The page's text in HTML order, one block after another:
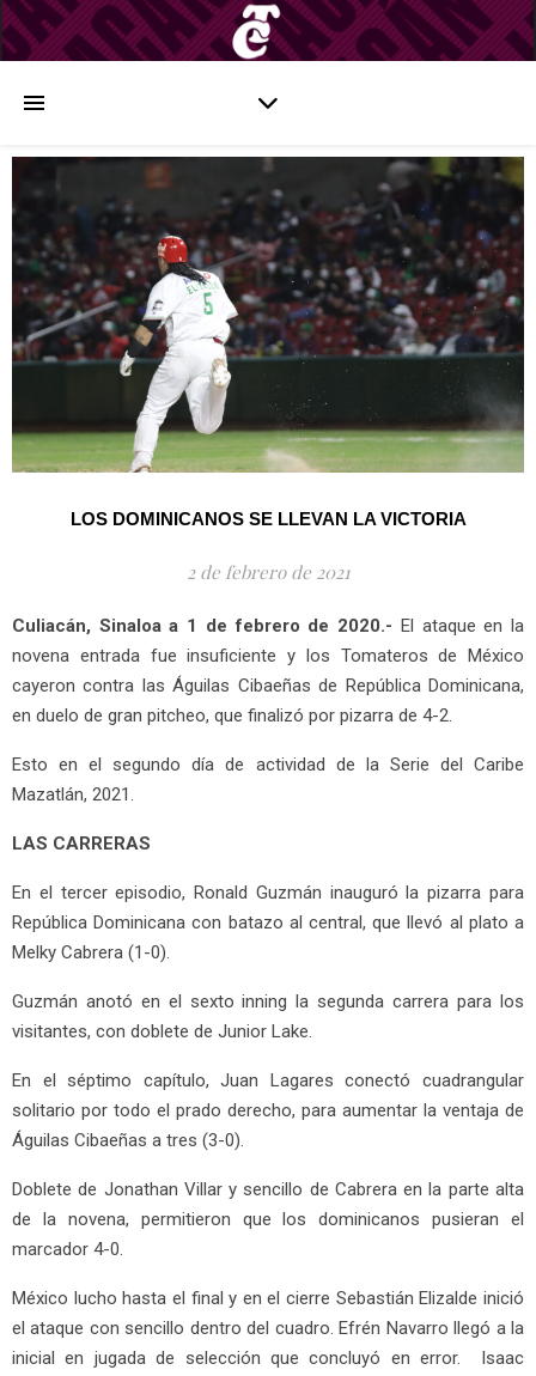
LOS DOMINICANOS SE LLEVAN LA VICTORIA
2 de febrero de 2021
Culiacán, Sinaloa a 1 de febrero de 2020.- El ataque en la
novena entrada fue insuficiente y los Tomateros de México
cayeron contra las Águilas Cibaeñas de República Dominicana,
en duelo de gran pitcheo, que finalizó por pizarra de 4-2.
Esto en el segundo día de actividad de la Serie del Caribe
Mazatlán, 2021.
LAS CARRERAS
En el tercer episodio, Ronald Guzmán inauguró la pizarra para
República Dominicana con batazo al central, que llevó al plato a
Melky Cabrera (1-0).
Guzmán anotó en el sexto inning la segunda carrera para los
visitantes, con doblete de Junior Lake.
En el séptimo capítulo, Juan Lagares conectó cuadrangular
solitario por todo el prado derecho, para aumentar la ventaja de
Águilas Cibaeñas a tres (3-0).
Doblete de Jonathan Villar y sencillo de Cabrera en la parte alta
de la novena, permitieron que los dominicanos pusieran el
marcador 4-0.
México lucho hasta el final y en el cierre Sebastián Elizalde inició
el ataque con sencillo dentro del cuadro. Efrén Navarro llegó a la
inicial en jugada de selección que concluyó en error. Isaac